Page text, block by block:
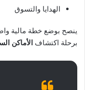
الهدايا والتسوق
ينصح بوضع خطة مالية
برحلة اكتشاف الأماكن